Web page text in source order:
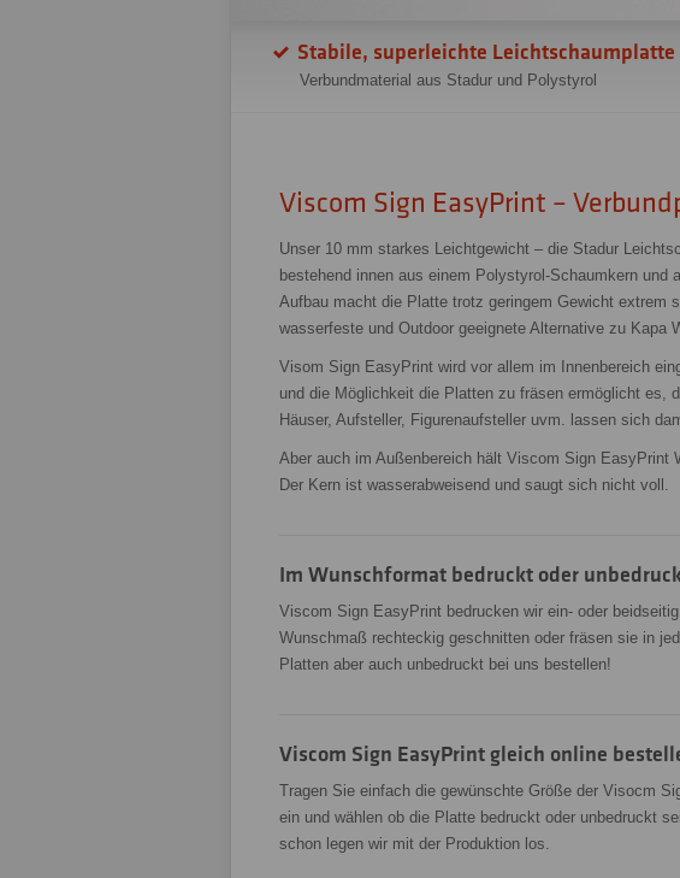
Stabile, superleichte Leichtschaumplatte
Verbundmaterial aus Stadur und Polystyrol
Viscom Sign EasyPrint –
Unser 10 mm starkes Leichtgewicht – die Stadur
bestehend innen aus einem Polystyrol-Schaumkern und
Aufbau macht die Platte trotz geringem Gewicht extrem
wasserfeste und Outdoor geeignete Alternative zu Kapa
Visom Sign EasyPrint wird vor allem im Innenbereich
und die Möglichkeit die Platten zu fräsen ermöglicht es,
Häuser, Aufsteller, Figurenaufsteller uvm. lassen sich
Aber auch im Außenbereich hält Viscom Sign EasyPrint
Der Kern ist wasserabweisend und saugt sich nicht voll.
Im Wunschformat bedruckt oder
Viscom Sign EasyPrint bedrucken wir ein- oder
Wunschmaß rechteckig geschnitten oder fräsen sie in
Platten aber auch unbedruckt bei uns bestellen!
Viscom Sign EasyPrint gleich online
Tragen Sie einfach die gewünschte Größe der Visocm
ein und wählen ob die Platte bedruckt oder unbedruckt
schon legen wir mit der Produktion los.